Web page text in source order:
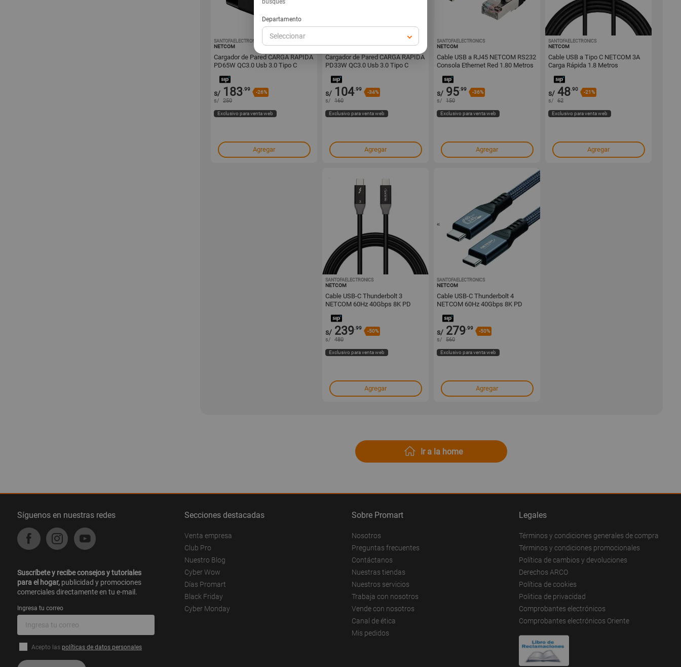
SANTOFAELECTRONICS
NETCOM
Cargador de Pared CARGA RAPIDA
PD65W QC3.0 Usb 3.0 Tipo C
s/ 183.99
-26%
s/ 250
Exclusivo para venta web
Agregar
1000849868
NETCOM
Cargador de Pared CARGA RAPIDA
PD33W QC3.0 Usb 3.0 Tipo C
s/ 104.99
-34%
s/ 160
Exclusivo para venta web
Agregar
SANTOFAELECTRONICS
NETCOM
Cable USB a RJ45 NETCOM RS232
Consola Ethernet Red 1.80 Metros
s/ 95.99
-36%
s/ 150
Exclusivo para venta web
Agregar
SANTOFAELECTRONICS
NETCOM
Cable USB a Tipo C NETCOM 3A
Carga Rápida 1.8 Metros
s/ 48.90
-21%
s/ 62
Exclusivo para venta web
Agregar
SANTOFAELECTRONICS
NETCOM
Cable USB-C Thunderbolt 3
NETCOM 60Hz 40Gbps 8K PD
s/ 239.99
-50%
s/ 480
Exclusivo para venta web
Agregar
SANTOFAELECTRONICS
NETCOM
Cable USB-C Thunderbolt 4
NETCOM 60Hz 40Gbps 8K PD
s/ 279.99
-50%
s/ 560
Exclusivo para venta web
Agregar
Ir a la home
Síguenos en nuestras redes
Suscríbete y recibe consejos y tutoriales
para el hogar, publicidad y promociones
comerciales directamente en tu e-mail.
Ingresa tu correo
Acepto las políticas de datos personales
Secciones destacadas
Venta empresa
Club Pro
Nuestro Blog
Cyber Wow
Días Promart
Black Friday
Cyber Monday
Sobre Promart
Nosotros
Preguntas frecuentes
Contáctanos
Nuestras tiendas
Nuestros servicios
Trabaja con nosotros
Vende con nosotros
Canal de ética
Mis pedidos
Legales
Términos y condiciones generales de compra
Términos y condiciones promocionales
Política de cambios y devoluciones
Derechos ARCO
Política de cookies
Politica de privacidad
Comprobantes electrónicos
Comprobantes electrónicos Oriente
busques
Departamento
Seleccionar